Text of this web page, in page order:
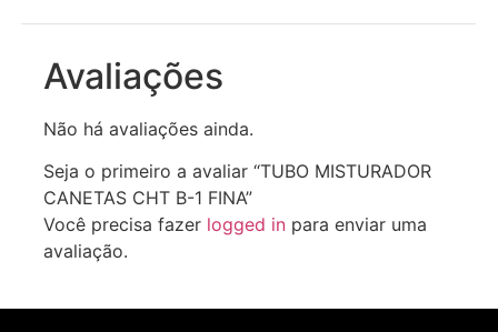
Avaliações
Não há avaliações ainda.
Seja o primeiro a avaliar “TUBO MISTURADOR
CANETAS CHT B-1 FINA”
Você precisa fazer logged in para enviar uma
avaliação.